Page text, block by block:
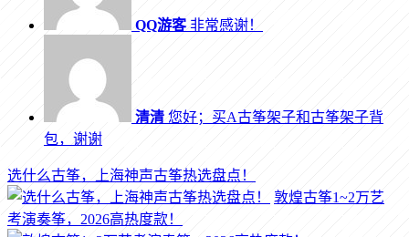
QQ游客非常感谢！
清清 您好；买A古筝架子和古筝架子背
包，谢谢
选什么古筝，上海神声古筝热选盘点！
敦煌古筝1~2万艺
考演奏筝，2026高热度款！